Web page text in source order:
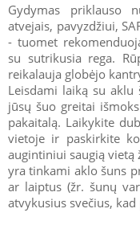
Gydymas priklauso
atvejais, pavyzdžiui,
- tuomet
su sutrikusia rega.
reikalauja globėjo
Leisdami laiką su
jūsų šuo greitai
pakaitalą. Laikykite
vietoje ir paskirkite
augintiniui saugią vietą
yra tinkami aklo šuns
ar laiptus (žr. šunų
atvykusius svečius,